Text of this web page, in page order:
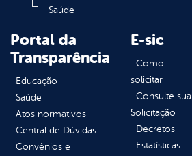
Saúde
Portal da
Transparência
Educação
Saúde
Atos normativos
Central de Dúvidas
Convênios e
E-sic
Como
solicitar
Consulte sua
Solicitação
Decretos
Estatísticas